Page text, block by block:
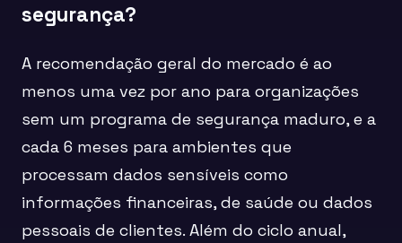
segurança?
A recomendação geral do mercado é ao
menos uma vez por ano para organizações
sem um programa de segurança maduro, e a
cada 6 meses para ambientes que
processam dados sensíveis como
informações financeiras, de saúde ou dados
pessoais de clientes. Além do ciclo anual,